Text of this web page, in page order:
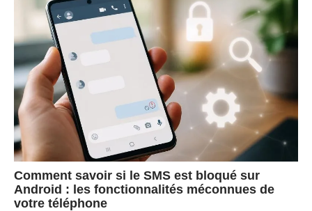
Comment savoir si le SMS est bloqué sur
Android : les fonctionnalités méconnues de
votre téléphone